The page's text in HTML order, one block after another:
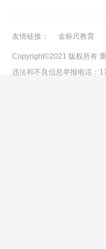
友情链接： 金标尺教育
Copyright©2021 版权所有
违法和不良信息举报电话：